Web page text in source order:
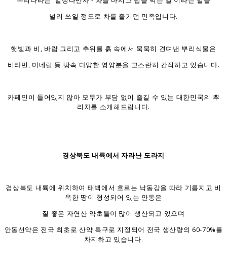
널리 쓰일 정도로 차를 즐기던 민족입니다.
햇빛과 비, 바람 그리고 추위를 흙 속에서 묵묵히 견뎌낸 뿌리식물은
비타민, 미네랄 등 땅속 다양한 영양분을 고스란히 간직하고 있습니다.
카페인이 들어있지 않아 모두가 부담 없이 즐길 수 있는 대한민국의 뿌
리차를 소개해드립니다.
경상북도 내륙에서 자라난 도라지
경상북도 내륙에 위치하여 태백에서 흐르는 낙동강을 따라 기름지고 비
옥한 땅이 형성되어 있는 안동은
질 좋은 자연산 약초들이 많이 생산되고 있으며
안동선약은 전국 최초로 산약 특구로 지정되어 전국 생산량의 60-70%를
차지하고 있습니다.